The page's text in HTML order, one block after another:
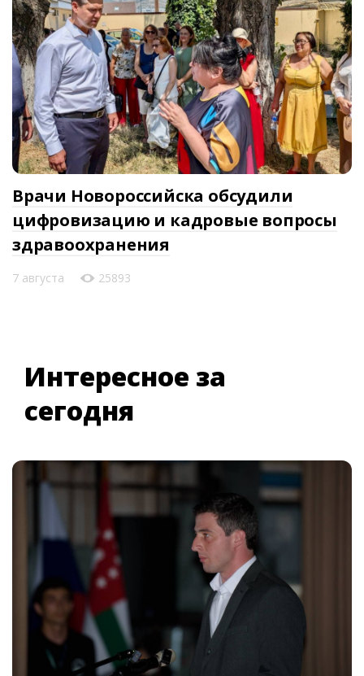
Врачи Новороссийска обсудили
цифровизацию и кадровые вопросы
здравоохранения
7 августа 25893
Интересное за
сегодня